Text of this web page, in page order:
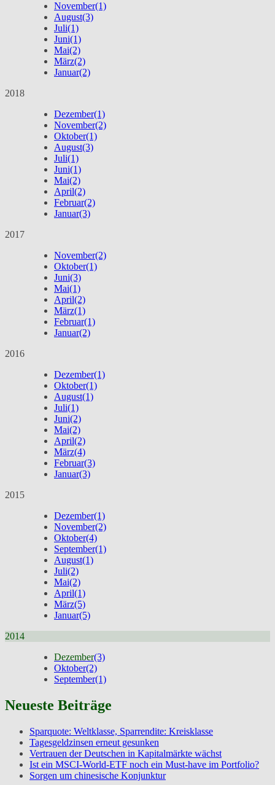
November(1)
August(3)
Juli(1)
Juni(1)
Mai(2)
März(2)
Januar(2)
2018
Dezember(1)
November(2)
Oktober(1)
August(3)
Juli(1)
Juni(1)
Mai(2)
April(2)
Februar(2)
Januar(3)
2017
November(2)
Oktober(1)
Juni(3)
Mai(1)
April(2)
März(1)
Februar(1)
Januar(2)
2016
Dezember(1)
Oktober(1)
August(1)
Juli(1)
Juni(2)
Mai(2)
April(2)
März(4)
Februar(3)
Januar(3)
2015
Dezember(1)
November(2)
Oktober(4)
September(1)
August(1)
Juli(2)
Mai(2)
April(1)
März(5)
Januar(5)
2014
Dezember(3)
Oktober(2)
September(1)
Neueste Beiträge
Sparquote: Weltklasse, Sparrendite: Kreisklasse
Tagesgeldzinsen erneut gesunken
Vertrauen der Deutschen in Kapitalmärkte wächst
Ist ein MSCI-World-ETF noch ein Must-have im Portfolio?
Sorgen um chinesische Konjunktur